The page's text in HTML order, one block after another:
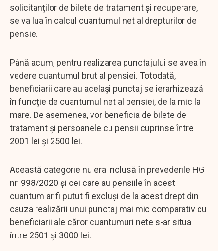
solicitanților de bilete de tratament și recuperare,
se va lua în calcul cuantumul net al drepturilor de
pensie.
Până acum, pentru realizarea punctajului se avea în
vedere cuantumul brut al pensiei. Totodată,
beneficiarii care au același punctaj se ierarhizează
în funcție de cuantumul net al pensiei, de la mic la
mare. De asemenea, vor beneficia de bilete de
tratament și persoanele cu pensii cuprinse între
2001 lei și 2500 lei.
Această categorie nu era inclusă în prevederile HG
nr. 998/2020 și cei care au pensiile în acest
cuantum ar fi putut fi excluși de la acest drept din
cauza realizării unui punctaj mai mic comparativ cu
beneficiarii ale căror cuantumuri nete s-ar situa
între 2501 și 3000 lei.